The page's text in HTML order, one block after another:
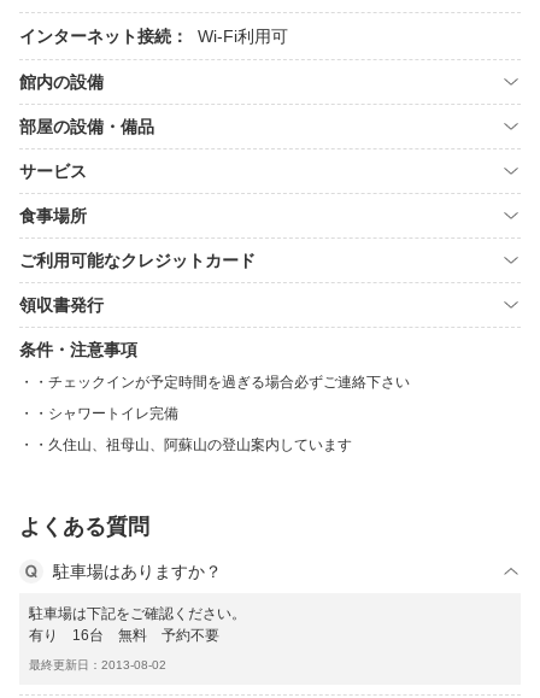
インターネット接続： Wi-Fi利用可
館内の設備
部屋の設備・備品
サービス
食事場所
ご利用可能なクレジットカード
領収書発行
条件・注意事項
・チェックインが予定時間を過ぎる場合必ずご連絡下さい
・シャワートイレ完備
・久住山、祖母山、阿蘇山の登山案内しています
よくある質問
駐車場はありますか？
駐車場は下記をご確認ください。
有り 16台 無料 予約不要
最終更新日：2013-08-02